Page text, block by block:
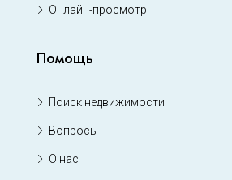
Онлайн-просмотр
Помощь
Поиск недвижимости
Вопросы
О нас